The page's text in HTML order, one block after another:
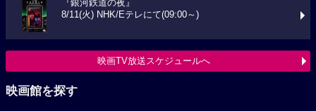
『銀河鉄道の夜』
8/11(火) NHK/Eテレにて(09:00～)
映画TV放送スケジュールへ
映画館を探す